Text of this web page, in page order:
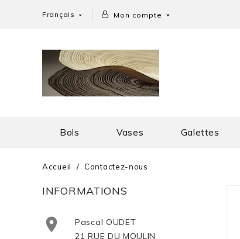
Français  Mon compte 
Bols Vases Galettes
Accueil Contactez-nous
INFORMATIONS

Pascal OUDET
21 RUE DU MOULIN